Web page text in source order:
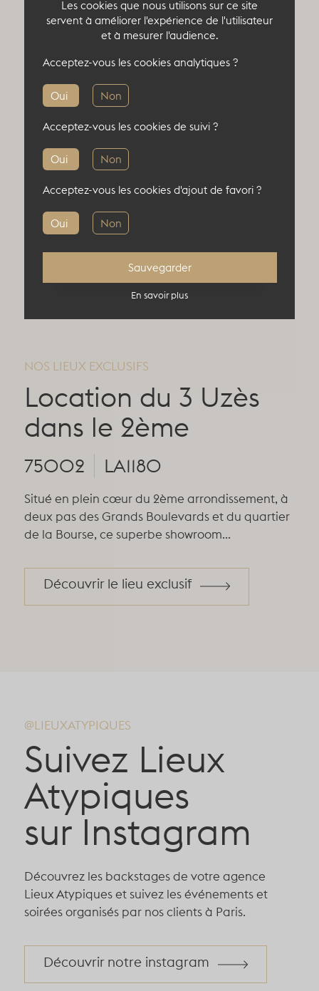
NOS LIEUX EXCLUSIFS
Location du 3 Uzès
dans le 2ème
75002 LA1180
Situé en plein cœur du 2ème arrondissement, à
deux pas des Grands Boulevards et du quartier
de la Bourse, ce superbe showroom...
Découvrir le lieu exclusif
@LIEUXATYPIQUES
Suivez Lieux
Atypiques
sur Instagram
Découvrez les backstages de votre agence
Lieux Atypiques et suivez les événements et
soirées organisés par nos clients à Paris.
Découvrir notre instagram
Les cookies que nous utilisons sur ce site
servent à améliorer l'expérience de l'utilisateur
et à mesurer l'audience.
Oui Non
Acceptez-vous les cookies analytiques ?
Oui Non
Acceptez-vous les cookies de suivi ?
Oui Non
Acceptez-vous les cookies d'ajout de favori ?
Sauvegarder
En savoir plus